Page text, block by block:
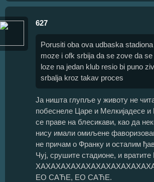
627
Porusiti oba ova udbaska
moze i ofk srbija da se zove da
loze na jedan klub resio bi puno
srbalja kroz takav proces
Ја ништа глупље у животу не
побеснеле Царе и Мелкијадесе
се праве на блесикави, као да
нису имали омиљене
не причам о Франку и осталим
Чуј, срушите стадионе, и
ЕО САЋЕ, ЕО САЋЕ.